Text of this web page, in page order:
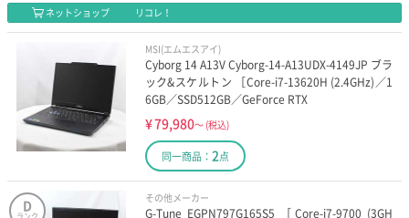
ネットショップ
リコレ！
MSI(エムエスアイ)
Cyborg 14 A13V Cyborg-14-A13UDX-4149JP ブラ
ック&スケルトン ［Core-i7-13620H (2.4GHz)／1
6GB／SSD512GB／GeForce RTX
¥79,980～ (税込)
同一商品： 2点
D その他メーカー
G-Tune EGPN797G165S5 ［Core-i7-9700 (3GH